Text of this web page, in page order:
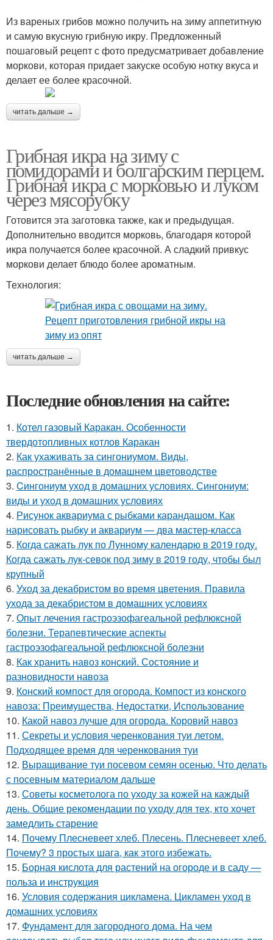
Из вареных грибов можно получить на зиму аппетитную
и самую вкусную грибную икру. Предложенный
пошаговый рецепт с фото предусматривает добавление
моркови, которая придает закуске особую нотку вкуса и
делает ее более красочной.
читать дальше →
Грибная икра на зиму с
помидорами и болгарским перцем.
Грибная икра с морковью и луком
через мясорубку
Готовится эта заготовка также, как и предыдущая.
Дополнительно вводится морковь, благодаря которой
икра получается более красочной. А сладкий привкус
моркови делает блюдо более ароматным.
Технология:
читать дальше →
Последние обновления на сайте:
1. Котел газовый Каракан. Особенности
твердотопливных котлов Каракан
2. Как ухаживать за сингониумом. Виды,
распространённые в домашнем цветоводстве
3. Cингониум уход в домашних условиях. Сингониум:
виды и уход в домашних условиях
4. Рисунок аквариума с рыбками карандашом. Как
нарисовать рыбку и аквариум — два мастер-класса
5. Когда сажать лук по Лунному календарю в 2019 году.
Когда сажать лук-севок под зиму в 2019 году, чтобы был
крупный
6. Уход за декабристом во время цветения. Правила
ухода за декабристом в домашних условиях
7. Опыт лечения гастроэзофагеальной рефлюксной
болезни. Терапевтические аспекты
гастроэзофагеальной рефлюксной болезни
8. Как хранить навоз конский. Состояние и
разновидности навоза
9. Конский компост для огорода. Компост из конского
навоза: Преимущества, Недостатки, Использование
10. Какой навоз лучше для огорода. Коровий навоз
11. Секреты и условия черенкования туи летом.
Подходящее время для черенкования туи
12. Выращивание туи посевом семян осенью. Что делать
с посевным материалом дальше
13. Советы косметолога по уходу за кожей на каждый
день. Общие рекомендации по уходу для тех, кто хочет
замедлить старение
14. Почему Плесневеет хлеб. Плесень. Плесневеет хлеб.
Почему? 3 простых шага, как этого избежать.
15. Борная кислота для растений на огороде и в саду —
польза и инструкция
16. Условия содержания цикламена. Цикламен уход в
домашних условиях
17. Фундамент для загородного дома. На чем